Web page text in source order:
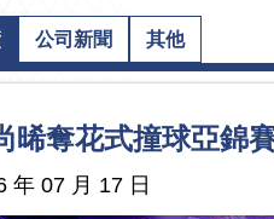
公司新聞 其他
晞奪花式撞球亞錦
年 07 月 17 日